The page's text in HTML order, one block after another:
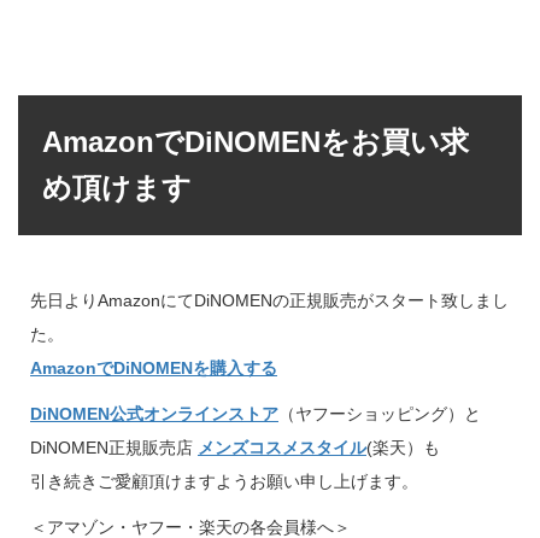
AmazonでDiNOMENをお買い求
め頂けます
先日よりAmazonにてDiNOMENの正規販売がスタート致しまし
た。
AmazonでDiNOMENを購入する
DiNOMEN公式オンラインストア （ヤフーショッピング）と
DiNOMEN正規販売店 メンズコスメスタイル(楽天）も
引き続きご愛顧頂けますようお願い申し上げます。
＜アマゾン・ヤフー・楽天の各会員様へ＞